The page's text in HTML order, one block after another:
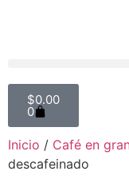
$0.00
0
Inicio / Café en
descafeinado